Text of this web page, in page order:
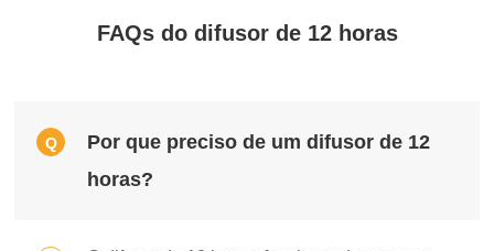
FAQs do difusor de 12 horas
Q
Por que preciso de um difusor de 12
horas?